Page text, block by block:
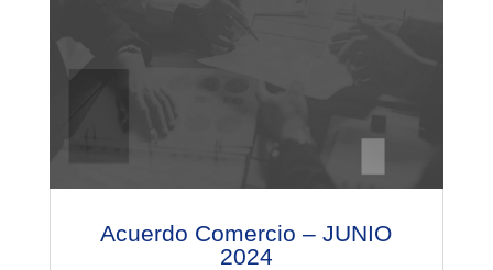
Acuerdo Comercio – JUNIO
2024